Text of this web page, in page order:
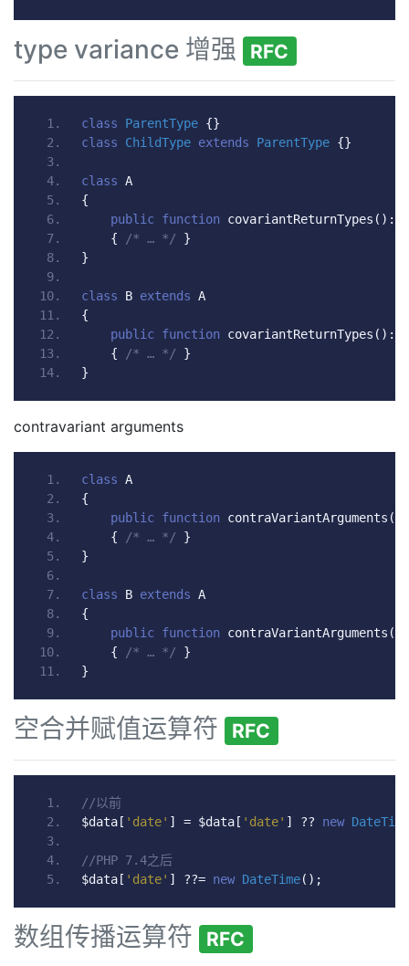
type variance 增强 RFC
class ParentType {}
class
ChildType extends ParentType {}
class A
{
public function covariantReturnTypes ():
{
/* … */
}
}
class B extends A
{
public function covariantReturnTypes ():
{
/* … */
}
}
contravariant arguments
class A
{
public function contraVariantArguments (
{
/* … */
}
}
class B extends A
{
public function contraVariantArguments (
{
/* … */
}
}
空合并赋值运算符 RFC
//以前
$data [ 'date' ] = $data [ 'date' ] ?? new DateTime
//PHP 7.4之后
$data [ 'date' ] ??= new DateTime();
数组传播运算符 RFC